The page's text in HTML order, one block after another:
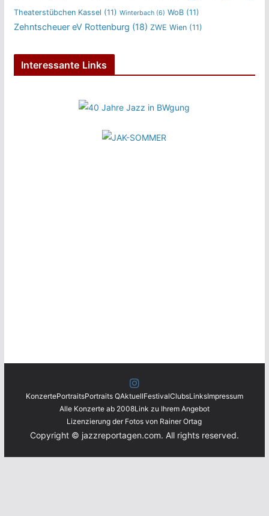
Theaterstübchen Kassel (11) Winterbach(6) WoB(11)
Zehntscheuer eV Rottenburg (18) ZWE Wien(11)
Interessante Links
KonzertePortraitsPortraits QAktuellFestivalClubsLinksImpressum
Alle Konzerte ab 2008Link zu Ihrem Angebot
Lizenzierung der Fotos von Rainer Ortag
Copyright © jazzreportagen.com. All rights reserved.